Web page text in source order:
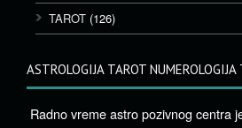
TAROT (126)
ASTROLOGIJA TAROT NUMEROLOGIJA
Radno vreme astro pozivnog centra